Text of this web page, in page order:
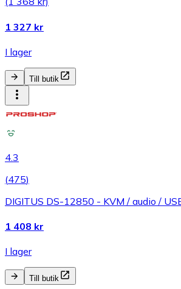
1 327 kr
I lager
Till butik
4.3
(475)
DIGITUS DS-12850 - KVM / audio /
1 408 kr
I lager
Till butik